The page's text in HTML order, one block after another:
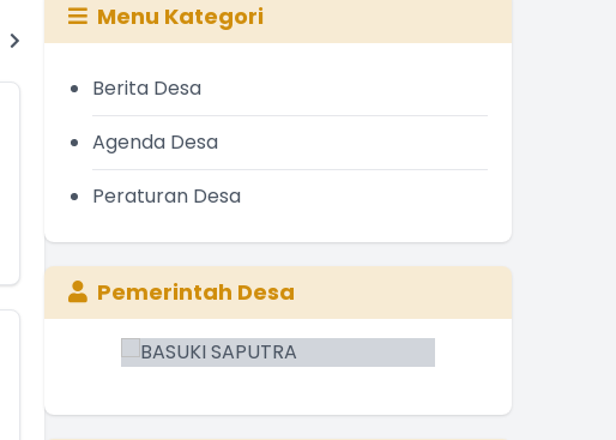
Menu Kategori
Berita Desa
Agenda Desa
Peraturan Desa
Pemerintah Desa